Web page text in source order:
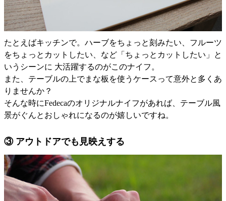
たとえばキッチンで。ハーブをちょっと刻みたい、フルーツ
をちょっとカットしたい、など「ちょっとカットしたい」と
いうシーンに 大活躍するのがこのナイフ。
また、テーブルの上でまな板を使うケースって意外と多くあ
りませんか？
そんな時にFedecaのオリジナルナイフがあれば、テーブル風
景がぐんとおしゃれになるのが嬉しいですね。
③ アウトドアでも見映えする